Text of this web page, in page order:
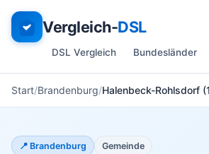
Vergleich-DSL
DSL Vergleich Bundesländer
Start Brandenburg Halenbeck-Rohlsdorf
📍 Brandenburg Gemeinde